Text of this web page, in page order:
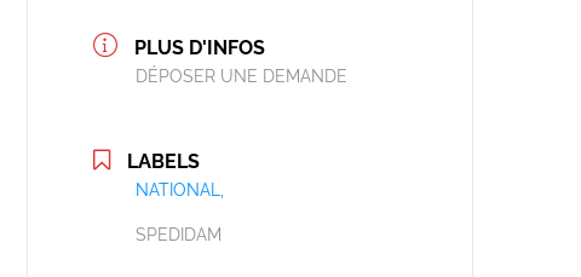
PLUS D'INFOS
DÉPOSER UNE DEMANDE
LABELS
NATIONAL,
SPEDIDAM